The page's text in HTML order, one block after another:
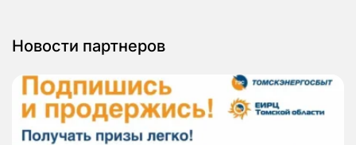
Новости партнеров